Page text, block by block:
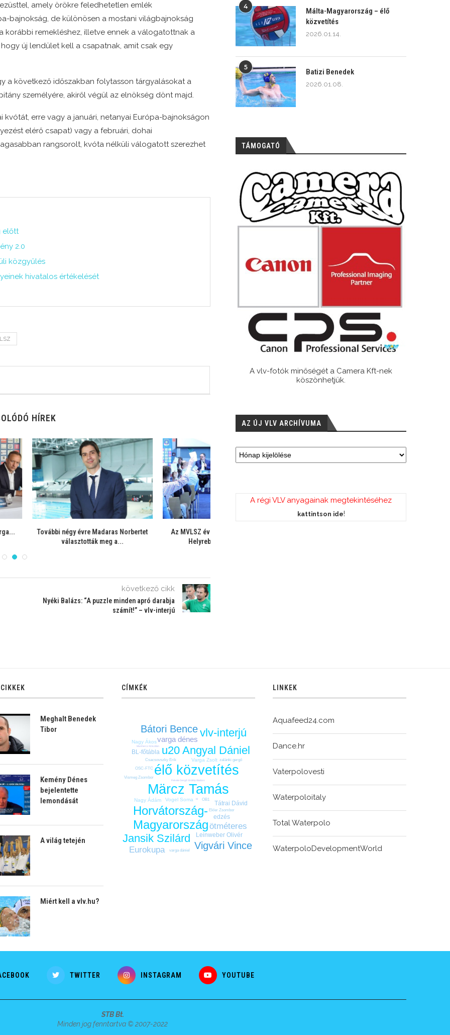
amely örökre feledhetetlen emlék
bajnokság, de különösen a mostani világbajnokság
korábbi remekléshez, illetve ennek a válogatottnak a
új lendület kell a csapatnak, amit csak egy
a következő időszakban folytasson tárgyalásokat a
személyére, akiről végül az elnökség dönt majd.
erre vagy a januári, netanyai Európa-bajnokságon
elérő csapat) vagy a februári, dohai
rangsorolt, kvóta nélküli válogatott szerezhet
előtt
2.0
közgyűlés
hivatalos értékelését
HÍREK
Madaras Norbertet
Az MVLSZ évi rendes közgyűlése –
Helyrebillent egyensúly
következő cikk
Nyéki Balázs: “A puzzle minden apró darabja
számít!” – vlv-interjú
4
Málta-Magyarország – élő
közvetítés
2026.01.14.
5
Batizi Benedek
2026.01.08.
TÁMOGATÓ
A vlv-fotók minőségét a Camera Kft-nek
köszönhetjük.
AZ ÚJ VLV ARCHÍVUMA
A régi VLV anyagainak megtekintéséhez
kattintson ide!
Meghalt Benedek
Tibor
Kemény Dénes
bejelentette
lemondását
A világ tetején
Miért kell a vlv.hu?
CÍMKÉK
Märcz Tamás
élő közvetítés
Horvátország-
Magyarország
Angyal Dániel
Jansik Szilárd
u20
vlv-interjú
Bátori Bence
Vigvári Vince
Eurokupa
ötméteres
varga dénes
BL-főtábla
edzés
Leinweber Olivér
Tátrai Dávid
Nagy Ádám
Nagy Ákos
Varga Zsolt
Vogel Soma
Csacsovszky Erik
Ekler Zsombor
OB1
OSC-FTC
varga dániel
Vismeg Zsombor
zalánki gergő
bl
Erdélyi Balázs
Fekete Gergő
Manhercz Krisztián
LINKEK
Aquafeed24.com
Dance.hr
Vaterpolovesti
Waterpoloitaly
Total Waterpolo
WaterpoloDevelopmentWorld
TWITTER INSTAGRAM YOUTUBE
STB Bt.
Minden jog fenntartva © 2007-2022